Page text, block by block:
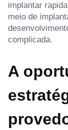
implantar
meio de
complicada.
A